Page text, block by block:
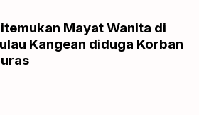
Mayat Wanita di
Kangean diduga Korban